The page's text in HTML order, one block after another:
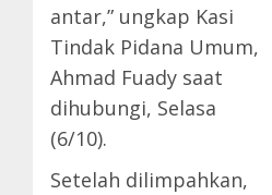
antar,” ungkap Kasi
Tindak Pidana Umum,
Ahmad Fuady saat
dihubungi, Selasa
(6/10).
Setelah dilimpahkan,